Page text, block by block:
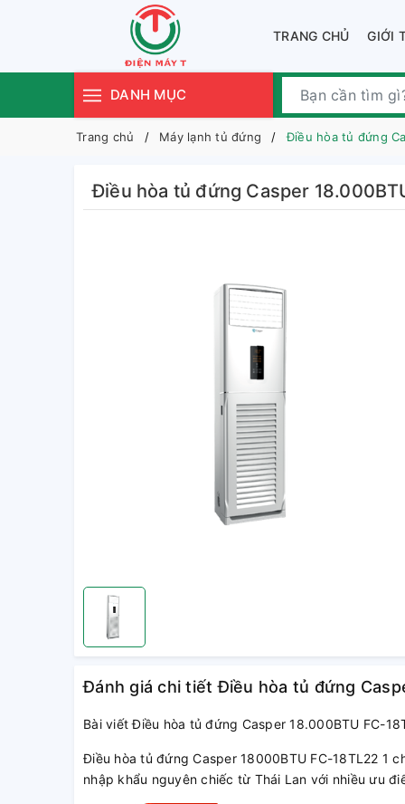
TRANG CHỦ GIỚI
DANH MỤC
Trang chủ Máy lạnh tủ đứng Điều hòa tủ đứng
Điều hòa tủ đứng Casper
Đánh giá chi tiết Điều hòa tủ đứng
Bài viết Điều hòa tủ đứng Casper 18.000BTU FC-
Điều hòa tủ đứng Casper 18000BTU FC-18TL22 1
nhập khẩu nguyên chiếc từ Thái Lan với nhiều ưu